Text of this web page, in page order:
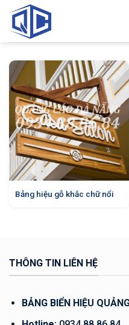
Skip
content
Bảng hiệu gỗ khắc chữ nổi
THÔNG TIN LIÊN HỆ
BẢNG BIỂN HIỆU